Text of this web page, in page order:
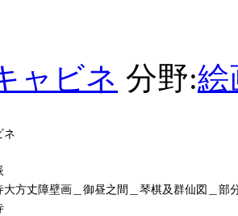
ャビネ 分野:絵
ネ
大方丈障壁画＿御昼之間＿琴棋及群仙図＿部